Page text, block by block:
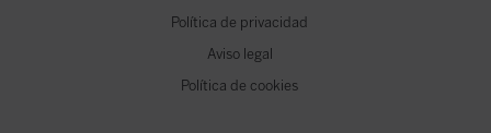
Política de privacidad
Aviso legal
Política de cookies